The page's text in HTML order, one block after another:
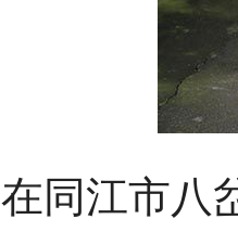
在同江市八